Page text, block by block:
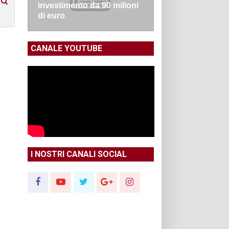
investimento da 90 milioni
di euro
CANALE YOUTUBE
I NOSTRI CANALI SOCIAL